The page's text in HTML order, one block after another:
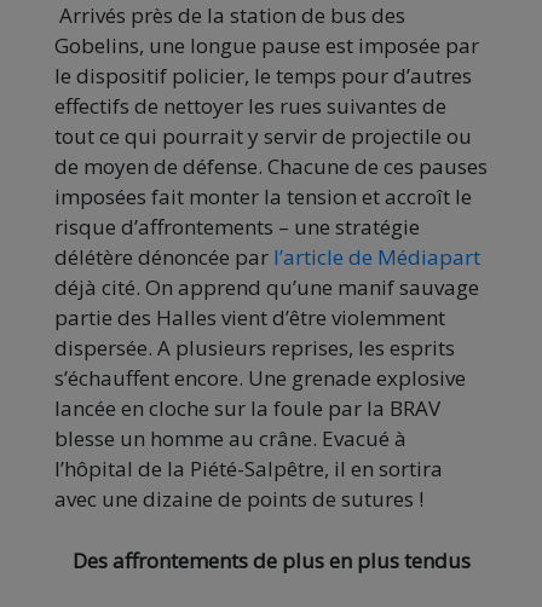
Arrivés près de la station de bus des
Gobelins, une longue pause est imposée par
le dispositif policier, le temps pour d’autres
effectifs de nettoyer les rues suivantes de
tout ce qui pourrait y servir de projectile ou
de moyen de défense. Chacune de ces pauses
imposées fait monter la tension et accroît le
risque d’affrontements – une stratégie
délétère dénoncée par l’article de Médiapart
déjà cité. On apprend qu’une manif sauvage
partie des Halles vient d’être violemment
dispersée. A plusieurs reprises, les esprits
s’échauffent encore. Une grenade explosive
lancée en cloche sur la foule par la BRAV
blesse un homme au crâne. Evacué à
l’hôpital de la Piété-Salpêtre, il en sortira
avec une dizaine de points de sutures !
Des affrontements de plus en plus tendus